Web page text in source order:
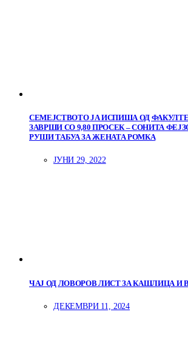
СЕМЕЈСТВОТО ЈА ИСПИША ОД
ЗАВРШИ СО 9,80 ПРОСЕК – СОНИТА
РУШИ ТАБУА ЗА ЖЕНАТА РОМКА
ЈУНИ 29, 2022
ЧАЈ ОД ЛОВОРОВ ЛИСТ ЗА КАШЛИЦА И
ДЕКЕМВРИ 11, 2024